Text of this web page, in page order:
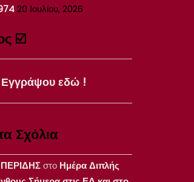
20 Ιουλίου, 2026
☑️
εδώ !
Σχόλια
στο Ημέρα Διπλής